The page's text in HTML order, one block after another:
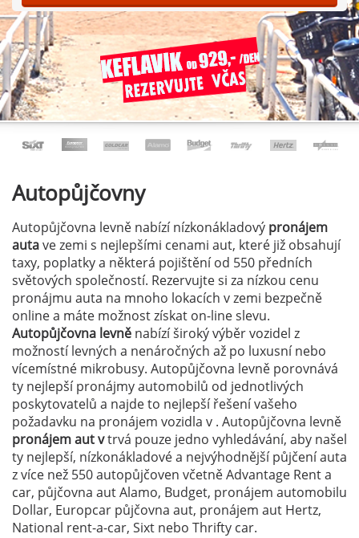
Autopůjčovny
Autopůjčovna levně nabízí nízkonákladový pronájem
autave zemi s nejlepšími cenami aut, které již obsahují
taxy, poplatky a některá pojištění od 550 předních
světových společností. Rezervujte si za nízkou cenu
pronájmu auta na mnoho lokacích v zemi bezpečně
online a máte možnost získat on-line slevu.
Autopůjčovna levně nabízí široký výběr vozidel z
možností levných a nenáročných až po luxusní nebo
vícemístné mikrobusy. Autopůjčovna levně porovnává
ty nejlepší pronájmy automobilů od jednotlivých
poskytovatelů a najde to nejlepší řešení vašeho
požadavku na pronájem vozidla v . Autopůjčovna levně
pronájem aut vtrvá pouze jedno vyhledávání, aby našel
ty nejlepší, nízkonákladové a nejvýhodnější půjčení auta
z více než 550 autopůjčoven včetně Advantage Rent a
car, půjčovna aut Alamo, Budget, pronájem automobilu
Dollar, Europcar půjčovna aut, pronájem aut Hertz,
National rent-a-car, Sixt nebo Thrifty car.